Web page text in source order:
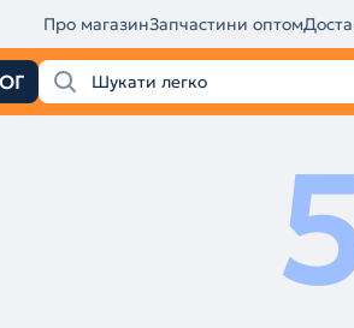
Про магазинЗапчастини оптом